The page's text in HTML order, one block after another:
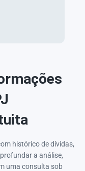
histórico de dívidas,
a análise,
uma consulta sob